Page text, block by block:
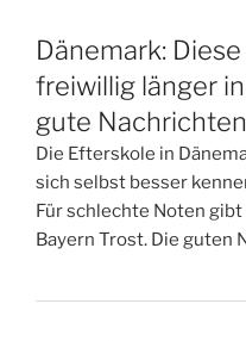
Dänemark:
freiwillig länger
gute Nachrichten
Die Efterskole in
sich selbst besser
Für schlechte Noten
Bayern Trost. Die guten